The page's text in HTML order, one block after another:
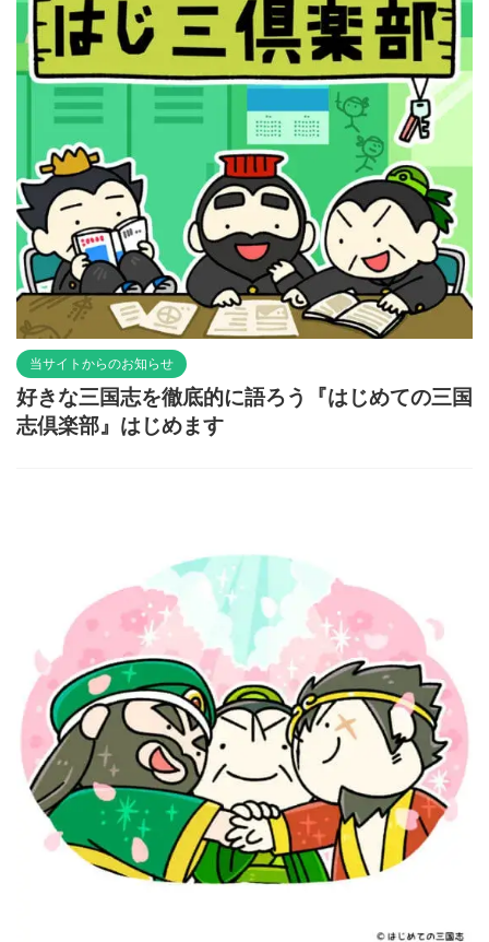
当サイトからのお知らせ
好きな三国志を徹底的に語ろう『はじめての三国
志倶楽部』はじめます